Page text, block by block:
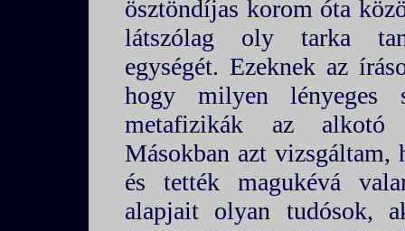
ösztöndíjas korom óta
látszólag oly tarka
egységét. Ezeknek az
hogy milyen lényeges
metafizikák az alkotó
Másokban azt
és tették magukévá
alapjait olyan tudósok,